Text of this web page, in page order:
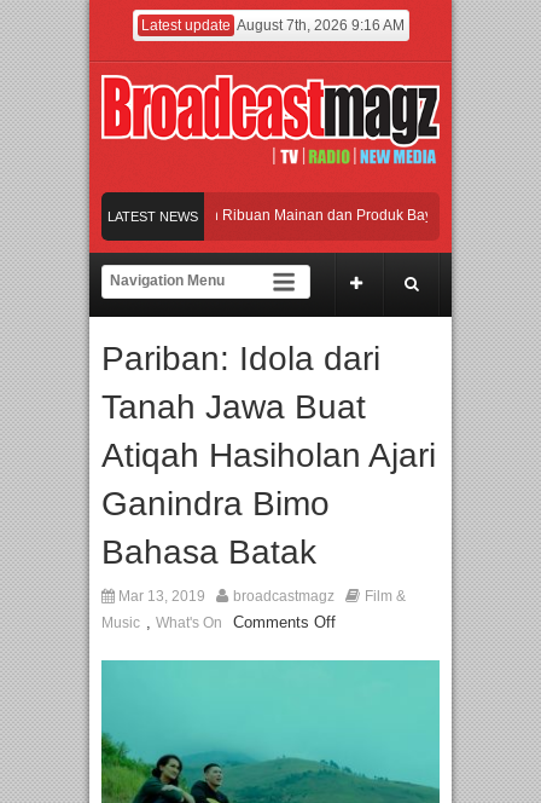
Latest update August 7th, 2026 9:16 AM
LATEST NEWS
Meramaikan Jakarta dengan Ribuan Mainan dan Produk Bayi dari Seluruh
Menjadi Gerbang Inovasi dan Peluang Bisnis Industri Gifts dan Housewares
Rayakan Perpaduan Warisan Dan Semangat Lokal, BIRKENSTOCK INDONESIA
Meramaikan Jakarta dengan Ribuan Mainan dan Produk Bayi dari Seluruh
Pariban: Idola dari
Tanah Jawa Buat
Atiqah Hasiholan Ajari
Ganindra Bimo
Bahasa Batak
Mar 13, 2019 broadcastmagz
Film &
Music , What's On Comments Off